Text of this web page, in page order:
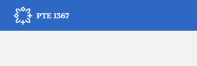
tartalomra